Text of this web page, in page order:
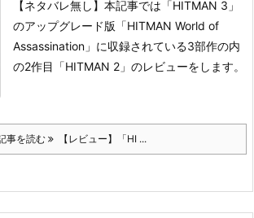
【ネタバレ無し】本記事では「HITMAN 3」
のアップグレード版「HITMAN World of
Assassination」に収録されている3部作の内
の2作目「HITMAN 2」のレビューをします。
事を読む 【レビュー】「HI ...